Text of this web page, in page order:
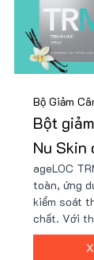
Bộ Giảm
Bột
Nu Skin
ageLOC
toàn, ứng
kiểm soát
chất. Với
khoáng
quả. Mua